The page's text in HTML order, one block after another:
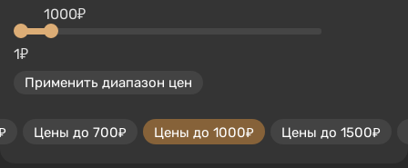
1₽
1000₽
Применить диапазон цен
Цены до 700₽ Цены до 1000₽ Цены до 1500₽